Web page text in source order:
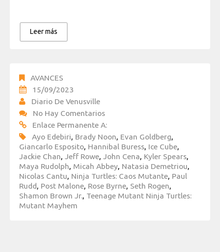
Leer más
AVANCES
15/09/2023
Diario De Venusville
No Hay Comentarios
Enlace Permanente A:
Ayo Edebiri, Brady Noon, Evan Goldberg,
Giancarlo Esposito, Hannibal Buress, Ice Cube,
Jackie Chan, Jeff Rowe, John Cena, Kyler Spears,
Maya Rudolph, Micah Abbey, Natasia Demetriou,
Nicolas Cantu, Ninja Turtles: Caos Mutante, Paul
Rudd, Post Malone, Rose Byrne, Seth Rogen,
Shamon Brown Jr., Teenage Mutant Ninja Turtles:
Mutant Mayhem